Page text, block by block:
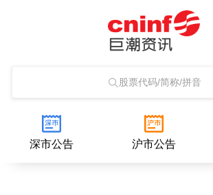
股票代码/简称/拼音
深市公告 沪市公告